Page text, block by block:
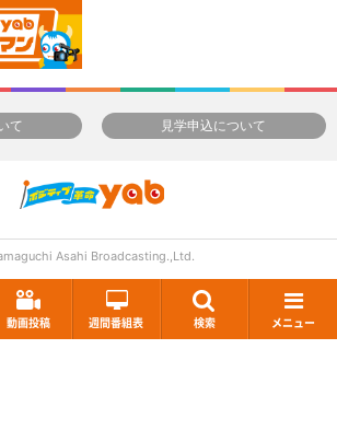
動画投稿
週間番組表 検索 メニュー
て 見学申込について
Asahi Broadcasting.,Ltd.